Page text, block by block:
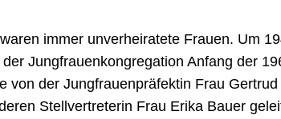
immer unverheiratete Frauen. Um
Jungfrauenkongregation Anfang der
von der Jungfrauenpräfektin Frau Gertrud
Stellvertreterin Frau Erika Bauer